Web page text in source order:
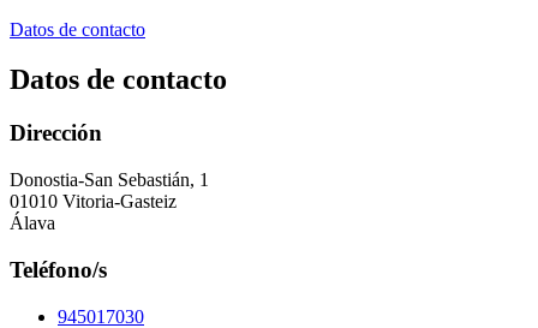
Datos de contacto
Datos de contacto
Dirección
Donostia-San Sebastián, 1
01010 Vitoria-Gasteiz
Álava
Teléfono/s
945017030